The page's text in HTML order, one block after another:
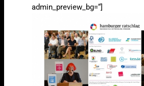
admin_preview_bg=“]